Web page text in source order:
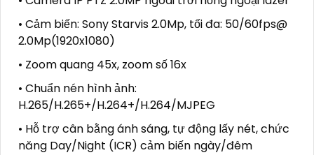
• Cảm biến: Sony Starvis 2.0Mp, tối đa: 50/60fps@
2.0Mp(1920x1080)
• Zoom quang 45x, zoom số 16x
• Chuẩn nén hình ảnh:
H.265/H.265+/H.264+/H.264/MJPEG
• Hỗ trợ cân bằng ánh sáng, tự động lấy nét, chức
năng Day/Night (ICR) cảm biến ngày/đêm